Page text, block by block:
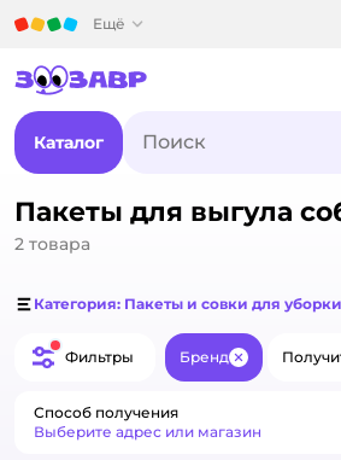
Ещё
Каталог
Пакеты для выгула
2 товара
Категория: Пакеты и совки для
Фильтры Бренд Закрыть
Способ получения
Выберите адрес или магазин